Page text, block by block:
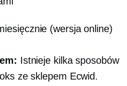
(wersja online)
Istnieje kilka sposobów
ze sklepem Ecwid.